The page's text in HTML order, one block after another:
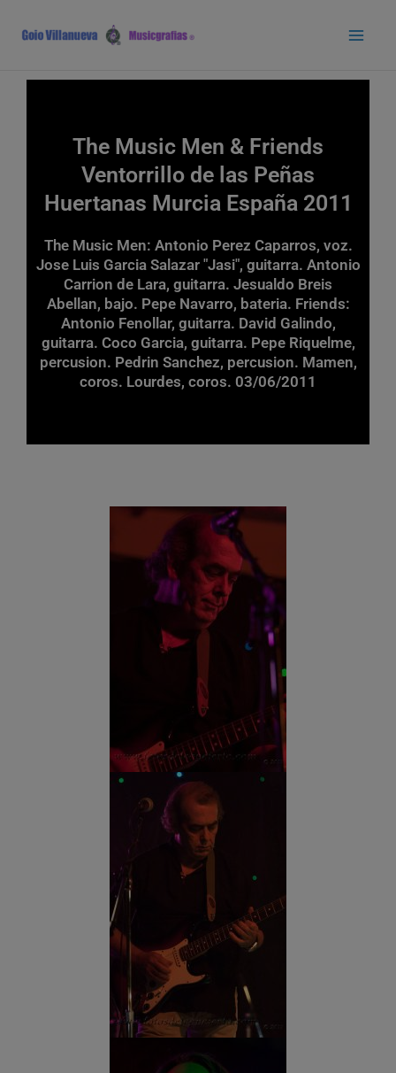
contenido
The Music Men & Friends
Ventorrillo de las Peñas
Huertanas Murcia España 2011
The Music Men: Antonio Perez Caparros, voz.
Jose Luis Garcia Salazar "Jasi", guitarra. Antonio
Carrion de Lara, guitarra. Jesualdo Breis
Abellan, bajo. Pepe Navarro, bateria. Friends:
Antonio Fenollar, guitarra. David Galindo,
guitarra. Coco Garcia, guitarra. Pepe Riquelme,
percusion. Pedrin Sanchez, percusion. Mamen,
coros. Lourdes, coros. 03/06/2011